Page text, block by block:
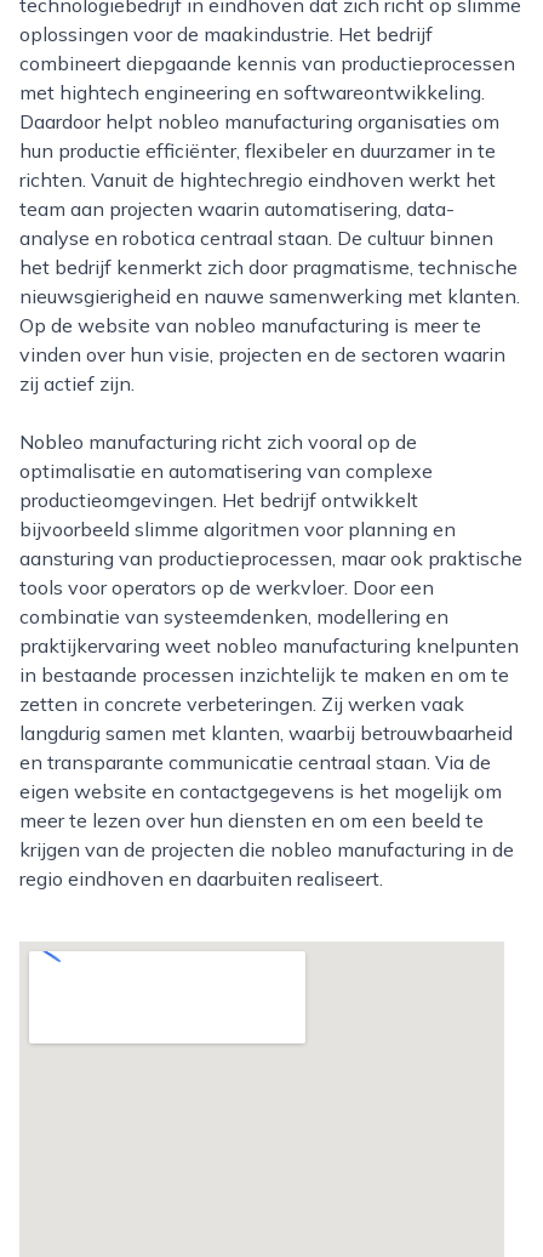
technologiebedrijf in eindhoven dat zich richt op slimme
oplossingen voor de maakindustrie. Het bedrijf
combineert diepgaande kennis van productieprocessen
met hightech engineering en softwareontwikkeling.
Daardoor helpt nobleo manufacturing organisaties om
hun productie efficiënter, flexibeler en duurzamer in te
richten. Vanuit de hightechregio eindhoven werkt het
team aan projecten waarin automatisering, data-
analyse en robotica centraal staan. De cultuur binnen
het bedrijf kenmerkt zich door pragmatisme, technische
nieuwsgierigheid en nauwe samenwerking met klanten.
Op de website van nobleo manufacturing is meer te
vinden over hun visie, projecten en de sectoren waarin
zij actief zijn.
Nobleo manufacturing richt zich vooral op de
optimalisatie en automatisering van complexe
productieomgevingen. Het bedrijf ontwikkelt
bijvoorbeeld slimme algoritmen voor planning en
aansturing van productieprocessen, maar ook praktische
tools voor operators op de werkvloer. Door een
combinatie van systeemdenken, modellering en
praktijkervaring weet nobleo manufacturing knelpunten
in bestaande processen inzichtelijk te maken en om te
zetten in concrete verbeteringen. Zij werken vaak
langdurig samen met klanten, waarbij betrouwbaarheid
en transparante communicatie centraal staan. Via de
eigen website en contactgegevens is het mogelijk om
meer te lezen over hun diensten en om een beeld te
krijgen van de projecten die nobleo manufacturing in de
regio eindhoven en daarbuiten realiseert.